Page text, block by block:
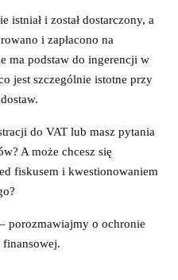
istniał i został dostarczony, a
i zapłacono na
ma podstaw do ingerencji w
jest szczególnie istotne przy
do VAT lub masz pytania
A może chcesz się
fiskusem i kwestionowaniem
porozmawiajmy o ochronie
finansowej.